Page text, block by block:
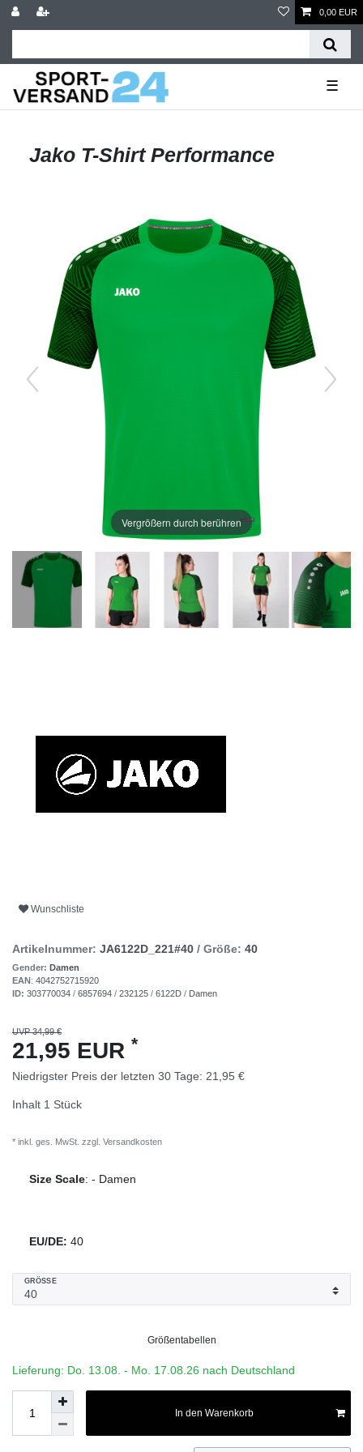
0,00 EUR
☰
Jako T-Shirt Performance
Vergrößern durch berühren
Wunschliste
Artikelnummer: JA6122D_221#40 / Größe: 40
Gender: Damen
EAN: 4042752715920
ID: 303770034 / 6857694 / 232125 / 6122D / Damen
UVP 34,99 €
21,95 EUR *
Niedrigster Preis der letzten 30 Tage: 21,95 €
Inhalt 1 Stück
* inkl. ges. MwSt. zzgl. Versandkosten
Size Scale: - Damen
EU/DE: 40
GRÖSSE
Größentabellen
Lieferung: Do. 13.08. - Mo. 17.08.26 nach Deutschland
In den Warenkorb